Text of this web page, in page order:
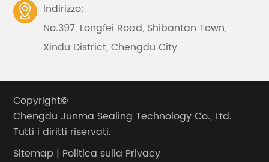

Indirizzo:
No.397, Longfei Road, Shibantan Town,
Xindu District, Chengdu City
Copyright©
Chengdu Junma Sealing Technology Co., Ltd.
Tutti i diritti riservati.
Sitemap | Politica sulla Privacy